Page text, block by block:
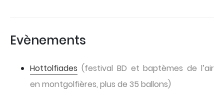
Evènements
Hottolfiades (festival BD et baptèmes de l’air
en montgolfières, plus de 35 ballons)